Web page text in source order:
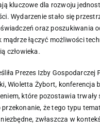
kluczowe dla rozwoju
Wydarzenie stało się
oraz poszukiwania
mądrze łączyć możliwości
człowieka.
Prezes Izby Gospodarczej
Wioletta Żybort, konferencja
które pozostawia trwały
przekonanie, że tego typu
zwłaszcza w